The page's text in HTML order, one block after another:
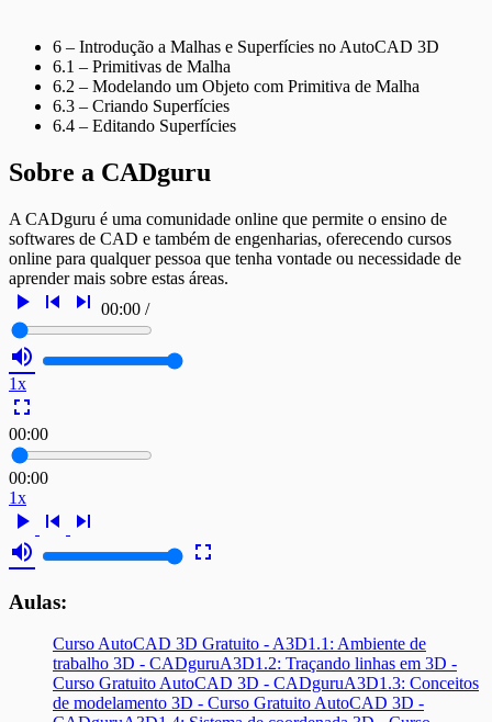
6 – Introdução a Malhas e Superfícies no AutoCAD 3D
6.1 – Primitivas de Malha
6.2 – Modelando um Objeto com Primitiva de Malha
6.3 – Criando Superfícies
6.4 – Editando Superfícies
Sobre a CADguru
A CADguru é uma comunidade online que permite o ensino de
softwares de CAD e também de engenharias, oferecendo cursos
online para qualquer pessoa que tenha vontade ou necessidade de
aprender mais sobre estas áreas.
play_arrow skip_previous skip_next 00:00 /
volume_up
1x
fullscreen
00:00
00:00
1x
play_arrow skip_previous
skip_next
volume_up
fullscreen
Aulas:
Curso AutoCAD 3D Gratuito - A3D1.1: Ambiente de
trabalho 3D - CADguruA3D1.2: Traçando linhas em 3D -
Curso Gratuito AutoCAD 3D - CADguruA3D1.3: Conceitos
de modelamento 3D - Curso Gratuito AutoCAD 3D -